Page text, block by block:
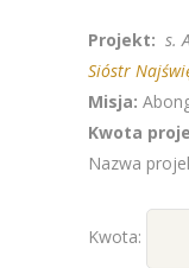
Projekt: s.
Sióstr
Misja:
Kwota
Nazwa
Kwota: